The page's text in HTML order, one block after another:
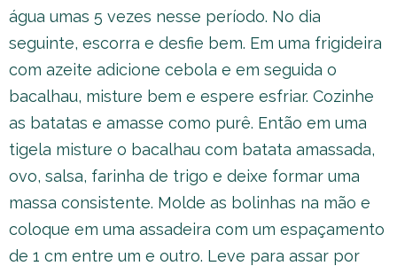
água umas 5 vezes nesse período. No dia
seguinte, escorra e desfie bem. Em uma frigideira
com azeite adicione cebola e em seguida o
bacalhau, misture bem e espere esfriar. Cozinhe
as batatas e amasse como purê. Então em uma
tigela misture o bacalhau com batata amassada,
ovo, salsa, farinha de trigo e deixe formar uma
massa consistente. Molde as bolinhas na mão e
coloque em uma assadeira com um espaçamento
de 1 cm entre um e outro. Leve para assar por